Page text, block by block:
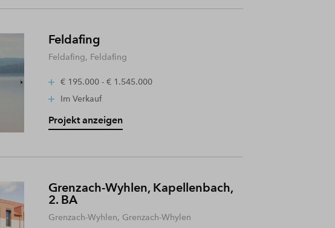
Feldafing
Feldafing, Feldafing
€ 195.000 - € 1.545.000
Im Verkauf
Projekt anzeigen
Grenzach-Wyhlen, Kapellenbach,
2. BA
Grenzach-Wyhlen, Grenzach-Whylen